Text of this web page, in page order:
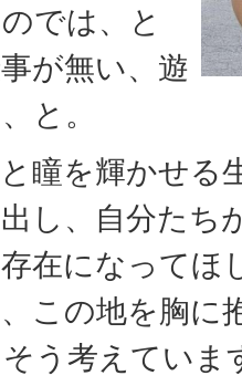
では、と
が無い、遊
と。
瞳を輝かせる
し、自分たち
在になってほ
この地を胸に
う考えていま